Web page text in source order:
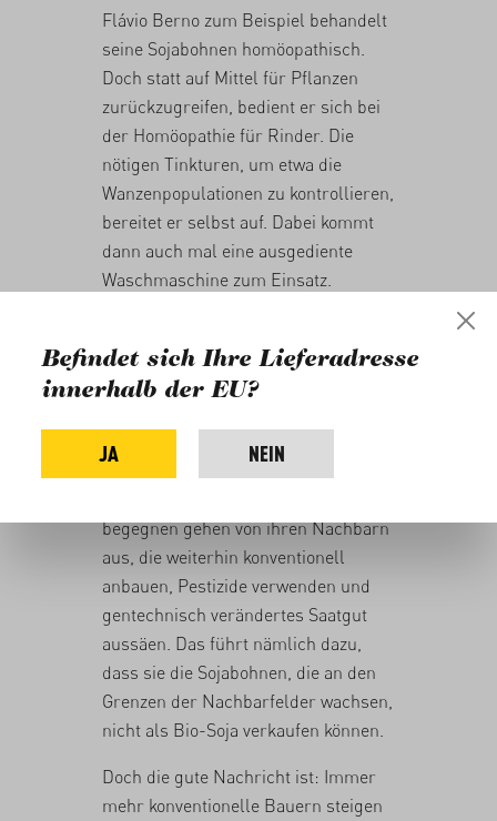
Flávio Berno zum Beispiel behandelt
seine Sojabohnen homöopathisch.
Doch statt auf Mittel für Pflanzen
zurückzugreifen, bedient er sich bei
der Homöopathie für Rinder. Die
nötigen Tinkturen, um etwa die
Wanzenpopulationen zu kontrollieren,
bereitet er selbst auf. Dabei kommt
dann auch mal eine ausgediente
Waschmaschine zum Einsatz.
in Paraná auf einer Fläche von 5000
Hektar Bio-Soja an. Sie setzen sich
erhalten und Soja frei von
begegnen gehen von ihren Nachbarn
aus, die weiterhin konventionell
anbauen, Pestizide verwenden und
gentechnisch verändertes Saatgut
aussäen. Das führt nämlich dazu,
dass sie die Sojabohnen, die an den
Grenzen der Nachbarfelder wachsen,
nicht als Bio-Soja verkaufen können.
Doch die gute Nachricht ist: Immer
mehr konventionelle Bauern steigen
Befindet sich Ihre Lieferadresse
innerhalb der EU?
JA NEIN